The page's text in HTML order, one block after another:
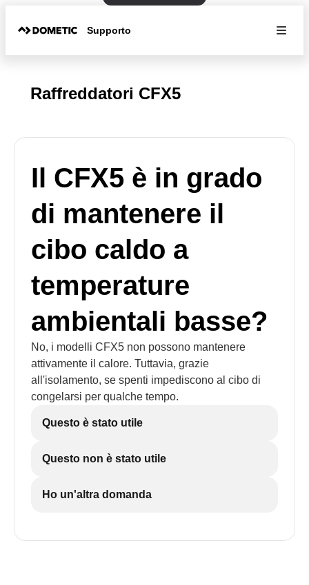
Supporto
Raffreddatori CFX5
Il CFX5 è in grado
di mantenere il
cibo caldo a
temperature
ambientali basse?
No, i modelli CFX5 non possono mantenere
attivamente il calore. Tuttavia, grazie
all'isolamento, se spenti impediscono al cibo di
congelarsi per qualche tempo.
Questo è stato utile
Questo non è stato utile
Ho un'altra domanda